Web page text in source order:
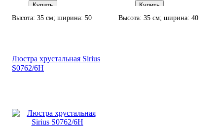
Купить
Высота: 35 см; ширина: 50
Купить
Высота: 35 см; ширина: 40
Люстра хрустальная Sirius
S0762/6Н